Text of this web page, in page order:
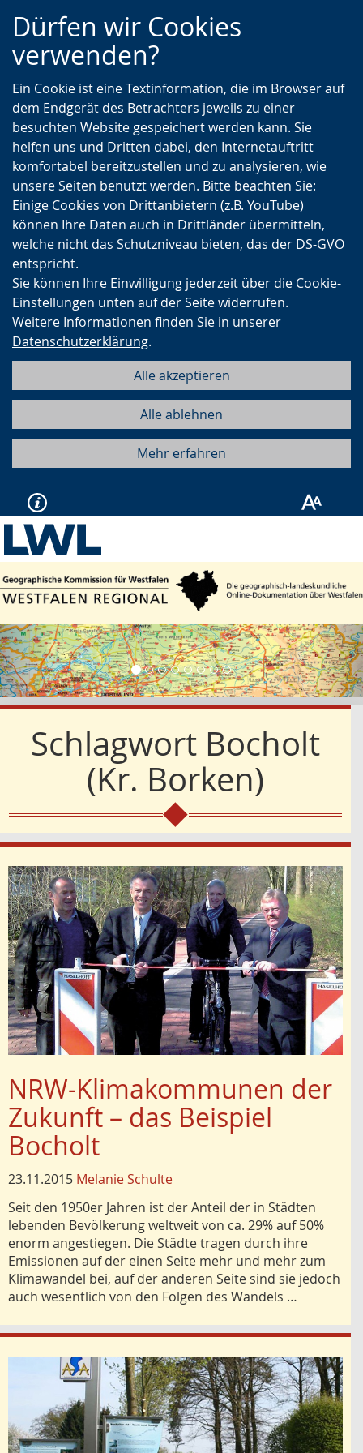
Zur
Hauptnavigation
Zur
Seitennavigation
Zum
Inhalt
Dürfen wir Cookies
verwenden?
Ein Cookie ist eine Textinformation, die im Browser auf
dem Endgerät des Betrachters jeweils zu einer
besuchten Website gespeichert werden kann. Sie
helfen uns und Dritten dabei, den Internetauftritt
komfortabel bereitzustellen und zu analysieren, wie
unsere Seiten benutzt werden. Bitte beachten Sie:
Einige Cookies von Drittanbietern (z.B. YouTube)
können Ihre Daten auch in Drittländer übermitteln,
welche nicht das Schutzniveau bieten, das der DS-GVO
entspricht.
Sie können Ihre Einwilligung jederzeit über die Cookie-
Einstellungen unten auf der Seite widerrufen.
Weitere Informationen finden Sie in unserer
Datenschutzerklärung.
Alle akzeptieren
Alle ablehnen
Mehr erfahren
Vorherige
Schlagwort Bocholt
(Kr. Borken)
NRW-Klimakommunen der
Zukunft – das Beispiel
Bocholt
23.11.2015 Melanie Schulte
Seit den 1950er Jahren ist der Anteil der in Städten
lebenden Bevölkerung weltweit von ca. 29% auf 50%
enorm angestiegen. Die Städte tragen durch ihre
Emissionen auf der einen Seite mehr und mehr zum
Klimawandel bei, auf der anderen Seite sind sie jedoch
auch wesentlich von den Folgen des Wandels …